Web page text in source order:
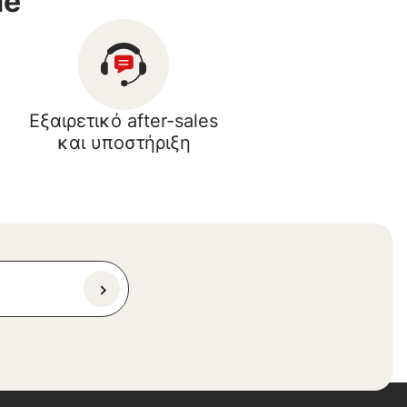
Εξαιρετικό after-sales
και υποστήριξη